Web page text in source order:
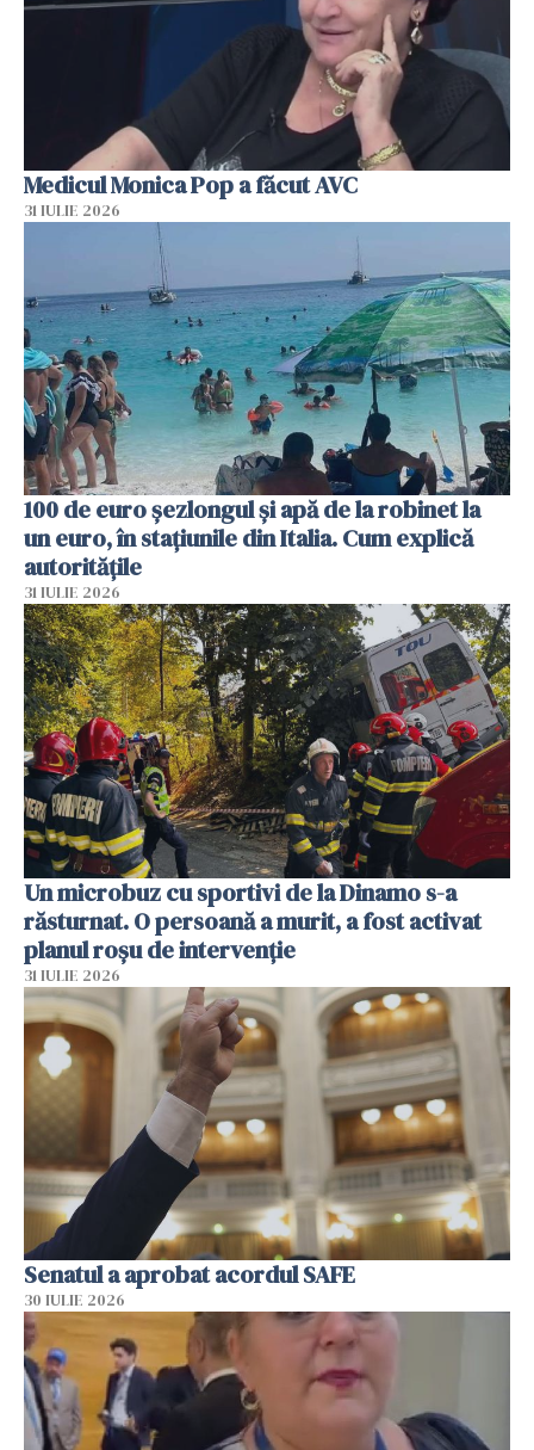
Medicul Monica Pop a făcut AVC
31 IULIE 2026
100 de euro șezlongul și apă de la robinet la
un euro, în stațiunile din Italia. Cum explică
autoritățile
31 IULIE 2026
Un microbuz cu sportivi de la Dinamo s-a
răsturnat. O persoană a murit, a fost activat
planul roșu de intervenție
31 IULIE 2026
Senatul a aprobat acordul SAFE
30 IULIE 2026